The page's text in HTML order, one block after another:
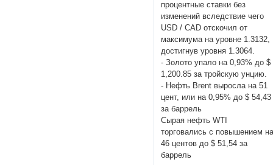
процентные ставки без
изменений вследствие чего
USD / CAD отскочил от
максимума на уровне 1.3132,
достигнув уровня 1.3064.
- Золото упало на 0,93% до $
1,200.85 за тройскую унцию.
- Нефть Brent выросла на 51
цент, или на 0,95% до $ 54,43
за баррель
Сырая нефть WTI
торговались с повышением
46 центов до $ 51,54 за
баррель